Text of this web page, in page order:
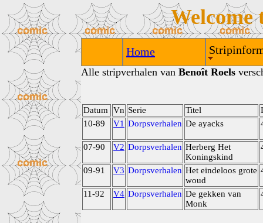
Welcome
Home
Alle stripverhalen van Benoît Roels
Datum Vn Serie Titel
10-89
V1 Dorpsverhalen De ayacks
07-90 V2 Dorpsverhalen Herberg Het
Koningskind
09-91 V3 Dorpsverhalen Het eindeloos grote
woud
11-92 V4 Dorpsverhalen De gekken van
Monk